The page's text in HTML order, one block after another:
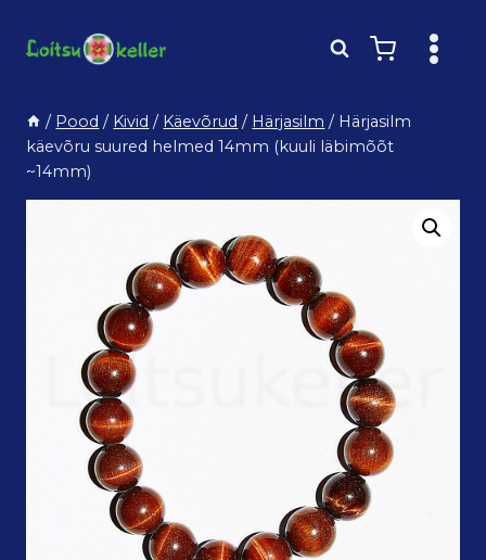
/ Pood / Kivid / Käevõrud / Härjasilm / Härjasilm
käevõru suured helmed 14mm (kuuli läbimõõt
~14mm)